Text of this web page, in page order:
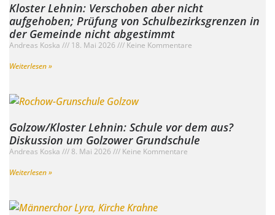
Kloster Lehnin: Verschoben aber nicht
aufgehoben; Prüfung von Schulbezirksgrenzen in
der Gemeinde nicht abgestimmt
Andreas Koska 18. Mai 2026
Keine Kommentare
Weiterlesen »
Golzow/Kloster Lehnin: Schule vor dem aus?
Diskussion um Golzower Grundschule
Andreas Koska 8. Mai 2026
Keine Kommentare
Weiterlesen »